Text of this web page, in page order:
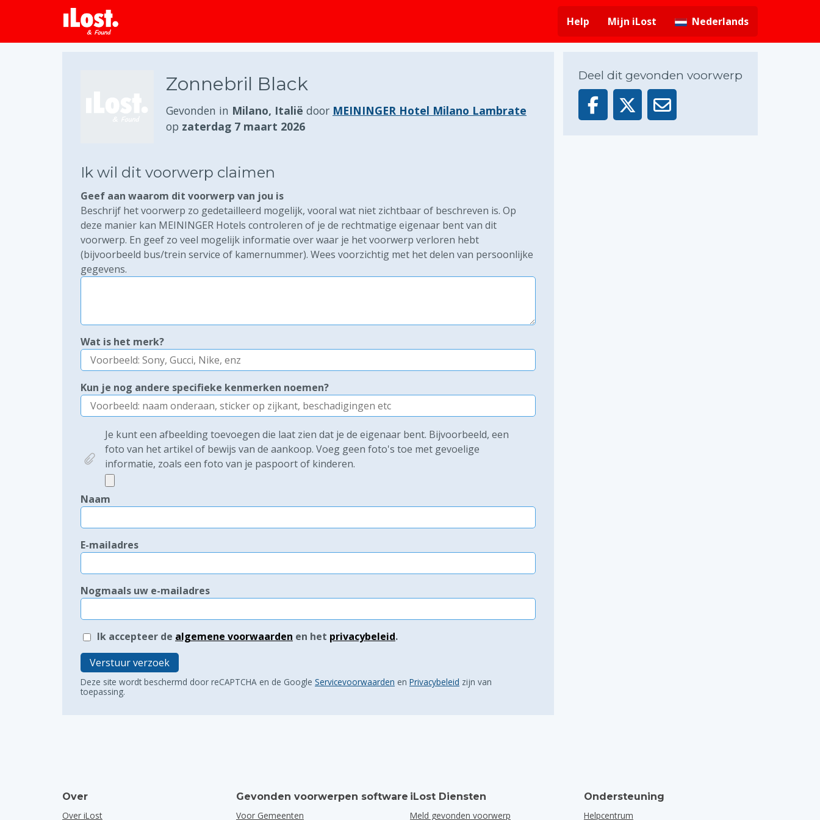
Help Mijn iLost Nederlands
Zonnebril Black
Gevonden in Milano, Italië door MEININGER Hotel Milano Lambrate
op zaterdag 7 maart 2026
Ik wil dit voorwerp claimen
Geef aan waarom dit voorwerp van jou is
Beschrijf het voorwerp zo gedetailleerd mogelijk, vooral wat niet zichtbaar of beschreven is. Op
deze manier kan MEININGER Hotels controleren of je de rechtmatige eigenaar bent van dit
voorwerp. En geef zo veel mogelijk informatie over waar je het voorwerp verloren hebt
(bijvoorbeeld bus/trein service of kamernummer). Wees voorzichtig met het delen van persoonlijke
gegevens.
Wat is het merk?
Kun je nog andere specifieke kenmerken noemen?
Je kunt een afbeelding toevoegen die laat zien dat je de eigenaar bent. Bijvoorbeeld, een
foto van het artikel of bewijs van de aankoop. Voeg geen foto's toe met gevoelige
informatie, zoals een foto van je paspoort of kinderen.
Naam
E-mailadres
Nogmaals uw e-mailadres
Ik accepteer de algemene voorwaarden en het privacybeleid.
Verstuur verzoek
Deze site wordt beschermd door reCAPTCHA en de Google Servicevoorwaarden en Privacybeleid zijn van
toepassing.
Deel dit gevonden voorwerp
Over
Over iLost
Gevonden voorwerpen software
Voor Gemeenten
iLost Diensten
Meld gevonden voorwerp
Ondersteuning
Helpcentrum